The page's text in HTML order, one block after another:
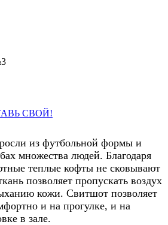
СВОЙ!
из футбольной формы и
множества людей. Благодаря
теплые кофты не сковывают
позволяет пропускать воздух
кожи. Свитшот позволяет
и на прогулке, и на
в зале.